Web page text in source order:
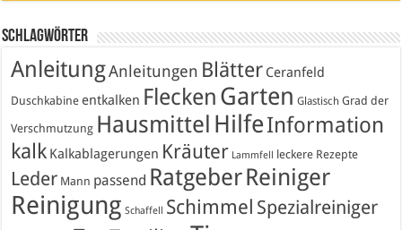
Schlagwörter
AnleitungAnleitungen Blätter Ceranfeld
Duschkabine entkalken Flecken Garten Glastisch Grad der
Verschmutzung Hausmittel HilfeInformation
kalk Kalkablagerungen Kräuter Lammfell leckere Rezepte
Leder Mann passend RatgeberReiniger
Reinigung Schaffell Schimmel Spezialreiniger